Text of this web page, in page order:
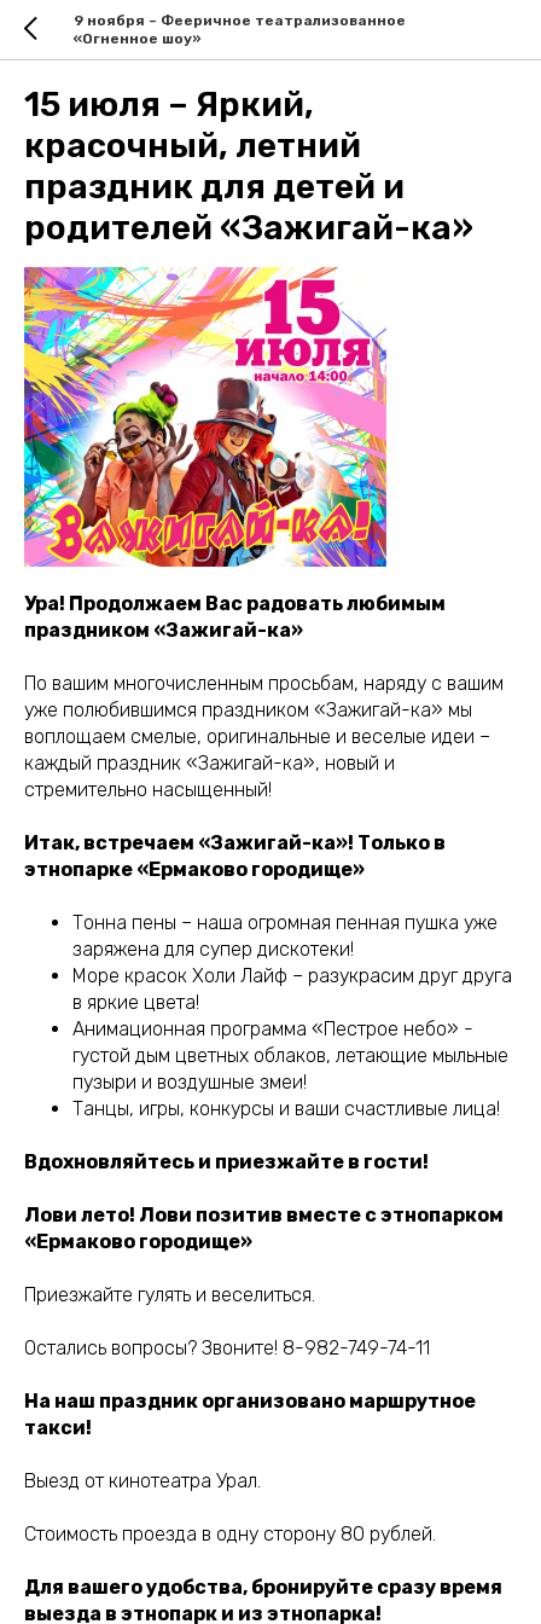
9 ноября – Фееричное театрализованное
«Огненное шоу»
15 июля – Яркий,
красочный, летний
праздник для детей и
родителей «Зажигай-ка»
Ура! Продолжаем Вас радовать любимым
праздником «Зажигай-ка»
По вашим многочисленным просьбам, наряду с вашим
уже полюбившимся праздником «Зажигай-ка» мы
воплощаем смелые, оригинальные и веселые идеи –
каждый праздник «Зажигай-ка», новый и
стремительно насыщенный!
Итак, встречаем «Зажигай-ка»! Только в
этнопарке «Ермаково городище»
Тонна пены – наша огромная пенная пушка уже
заряжена для супер дискотеки!
Море красок Холи Лайф – разукрасим друг друга
в яркие цвета!
Анимационная программа «Пестрое небо» -
густой дым цветных облаков, летающие мыльные
пузыри и воздушные змеи!
Танцы, игры, конкурсы и ваши счастливые лица!
Вдохновляйтесь и приезжайте в гости!
Лови лето! Лови позитив вместе с этнопарком
«Ермаково городище»
Приезжайте гулять и веселиться.
Остались вопросы? Звоните! 8-982-749-74-11
На наш праздник организовано маршрутное
такси!
Выезд от кинотеатра Урал.
Стоимость проезда в одну сторону 80 рублей.
Для вашего удобства, бронируйте сразу время
выезда в этнопарк и из этнопарка!